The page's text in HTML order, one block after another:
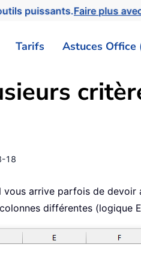
puissants.Faire plus
Tarifs Astuces Office
18
arrive parfois de
différentes (logique